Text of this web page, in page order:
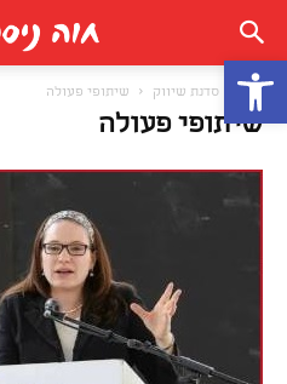
פתח סרגל נגישות
סדנת שיווק שיתופי פעולה
שיתופי פעולה